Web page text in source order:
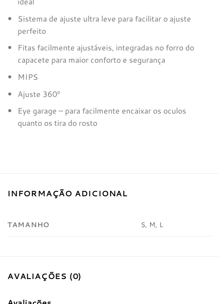
Sistema de ajuste ultra leve para facilitar o ajuste
perfeito
Fitas facilmente ajustáveis, integradas no forro do
capacete para maior conforto e segurança
MIPS
Ajuste 360º
Eye garage – para facilmente encaixar os oculos
quanto os tira do rosto
INFORMAÇÃO ADICIONAL
TAMANHO S, M, L
AVALIAÇÕES (0)